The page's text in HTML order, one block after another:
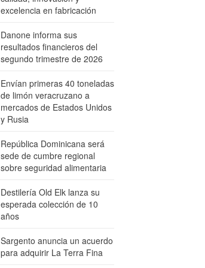
excelencia en fabricación
Danone informa sus
resultados financieros del
segundo trimestre de 2026
Envían primeras 40 toneladas
de limón veracruzano a
mercados de Estados Unidos
y Rusia
República Dominicana será
sede de cumbre regional
sobre seguridad alimentaria
Destilería Old Elk lanza su
esperada colección de 10
años
Sargento anuncia un acuerdo
para adquirir La Terra Fina